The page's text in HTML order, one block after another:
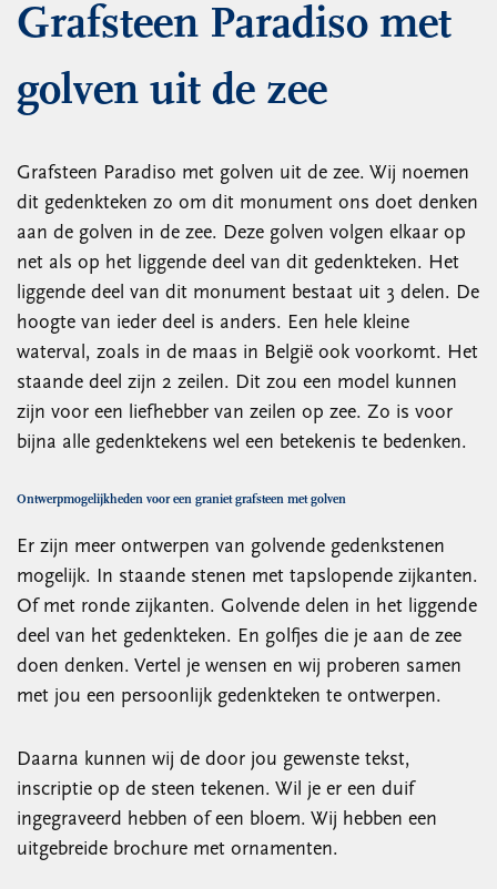
Grafsteen Paradiso met
golven uit de zee
Grafsteen Paradiso met golven uit de zee. Wij noemen
dit gedenkteken zo om dit monument ons doet denken
aan de golven in de zee. Deze golven volgen elkaar op
net als op het liggende deel van dit gedenkteken. Het
liggende deel van dit monument bestaat uit 3 delen. De
hoogte van ieder deel is anders. Een hele kleine
waterval, zoals in de maas in België ook voorkomt. Het
staande deel zijn 2 zeilen. Dit zou een model kunnen
zijn voor een liefhebber van zeilen op zee. Zo is voor
bijna alle gedenktekens wel een betekenis te bedenken.
Ontwerpmogelijkheden voor een graniet grafsteen met golven
Er zijn meer ontwerpen van golvende gedenkstenen
mogelijk. In staande stenen met tapslopende zijkanten.
Of met ronde zijkanten. Golvende delen in het liggende
deel van het gedenkteken. En golfjes die je aan de zee
doen denken. Vertel je wensen en wij proberen samen
met jou een persoonlijk gedenkteken te ontwerpen.
Daarna kunnen wij de door jou gewenste tekst,
inscriptie op de steen tekenen. Wil je er een duif
ingegraveerd hebben of een bloem. Wij hebben een
uitgebreide brochure met ornamenten.